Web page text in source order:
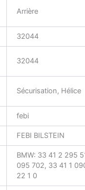
Arrière
32044
32044
Sécurisation, Hélice
febi
FEBI BILSTEIN
BMW: 33 41 2 295
095 702, 33 41 1
22 1 0